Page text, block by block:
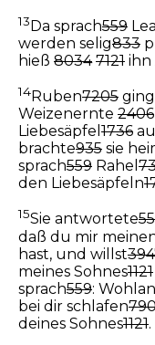
13Da sprach559 Lea
werden selig833
hieß 8034 7121 ihn
14Ruben7205 ging
Weizenernte 2406
Liebesäpfel 1736
brachte935 sie
sprach559 Rahel
den Liebesäpfeln
15Sie antwortete
daß du mir
hast, und willst
meines Sohnes1121
sprach559:
bei dir schlafen
deines Sohnes1121.